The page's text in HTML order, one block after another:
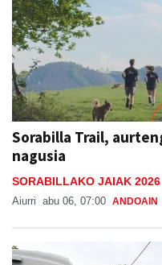
Sorabilla Trail,
nagusia
SORABILLAKO JAIAK 2026
Aiurri abu 06, 07:00 ANDOAIN